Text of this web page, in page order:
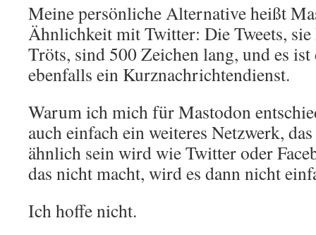
Meine persönliche Alternative heißt
Ähnlichkeit mit Twitter: Die Tweets,
Tröts, sind 500 Zeichen lang, und es ist
ebenfalls ein Kurznachrichtendienst.
Warum ich mich für Mastodon
auch einfach ein weiteres Netzwerk,
ähnlich sein wird wie Twitter oder
das nicht macht, wird es dann nicht
Ich hoffe nicht.